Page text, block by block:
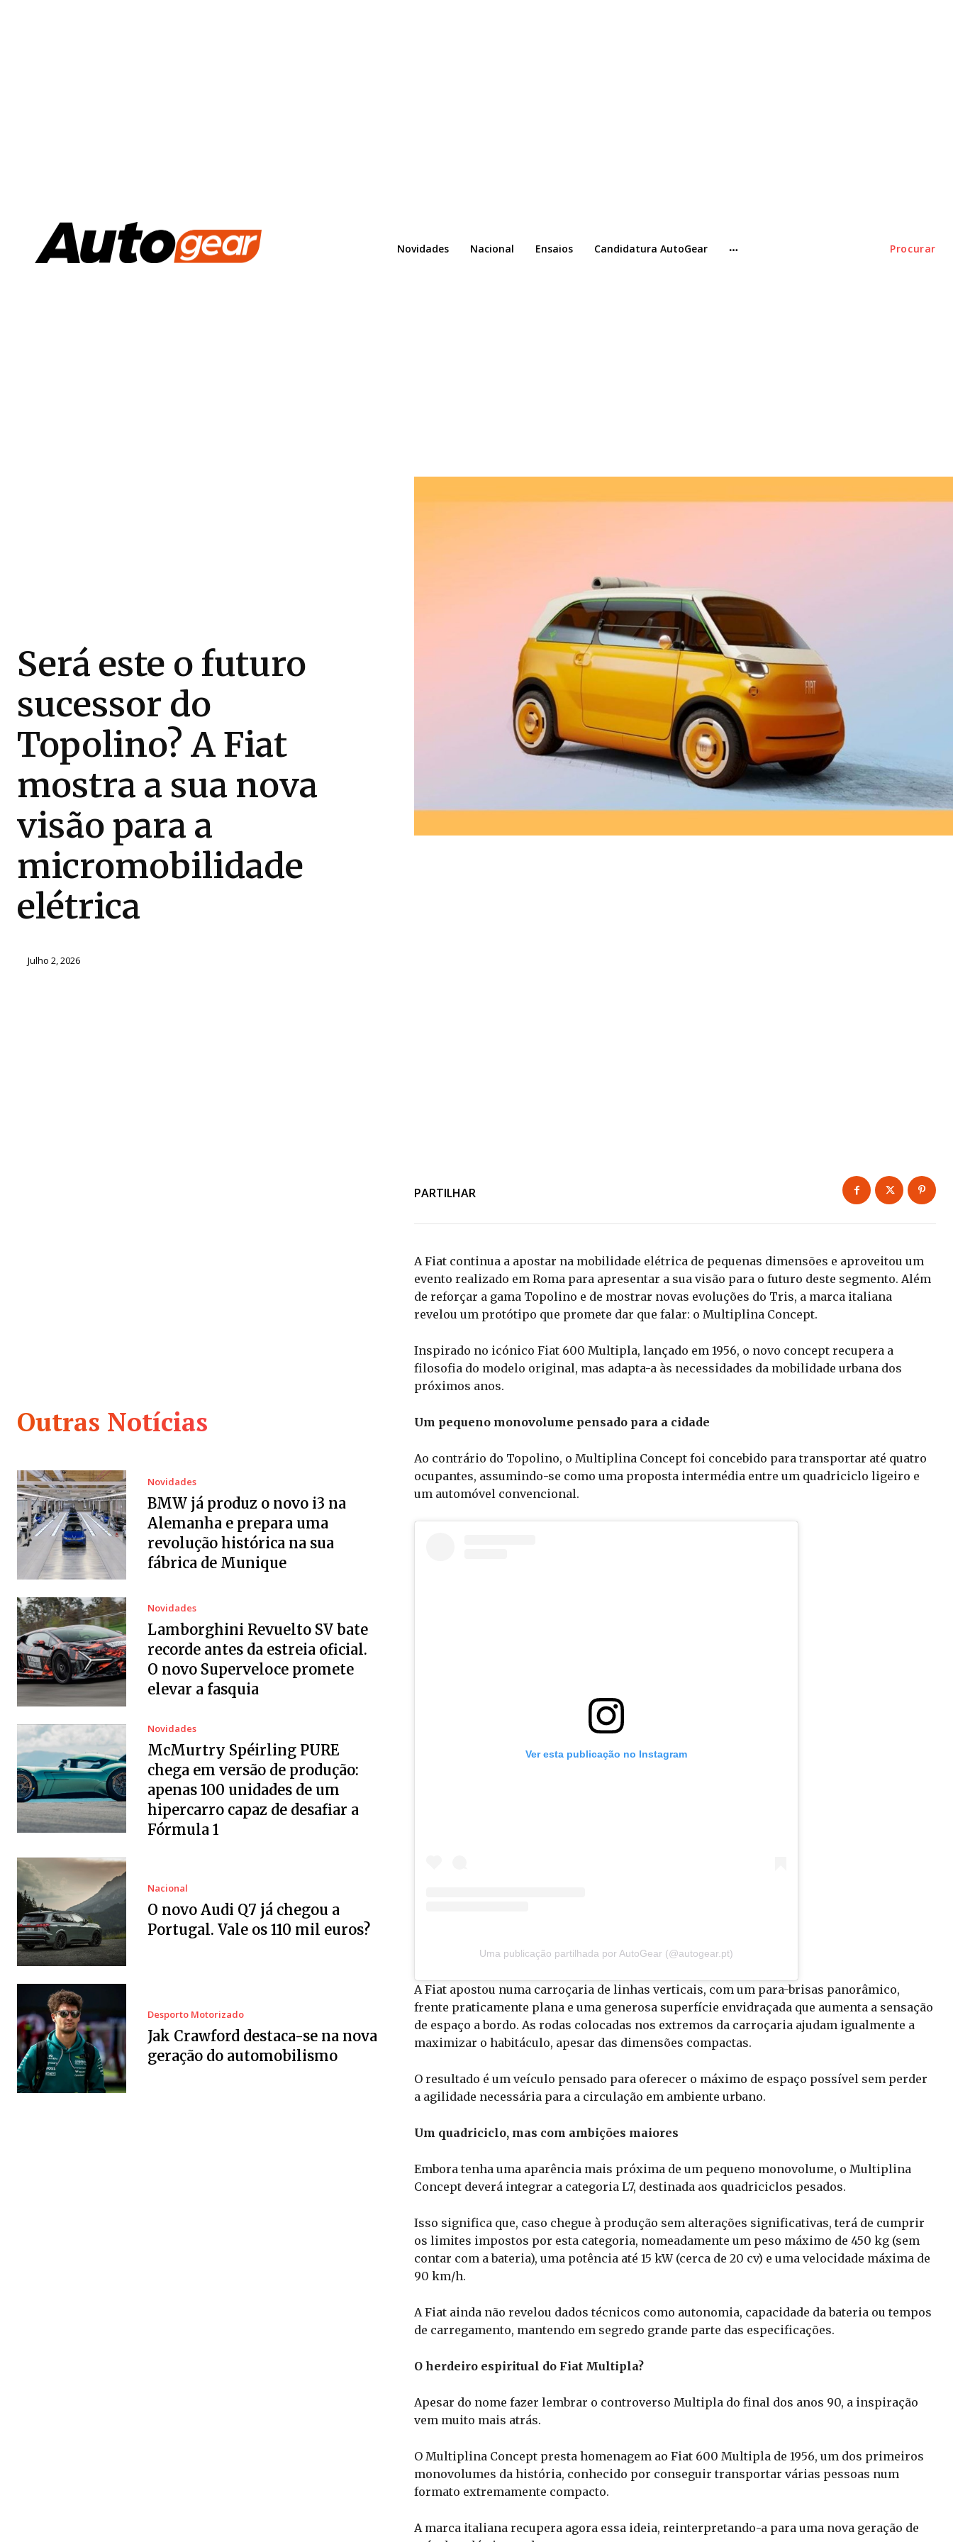
Procurar
Novidades Nacional Ensaios Candidatura AutoGear
Será este o futuro
sucessor do
Topolino? A Fiat
mostra a sua nova
visão para a
micromobilidade
elétrica
Julho 2, 2026
Outras Notícias
Novidades
BMW já produz o novo i3 na
Alemanha e prepara uma
revolução histórica na sua
fábrica de Munique
Novidades
Lamborghini Revuelto SV bate
recorde antes da estreia oficial.
O novo Superveloce promete
elevar a fasquia
Novidades
McMurtry Spéirling PURE
chega em versão de produção:
apenas 100 unidades de um
hipercarro capaz de desafiar a
Fórmula 1
Nacional
O novo Audi Q7 já chegou a
Portugal. Vale os 110 mil euros?
Desporto Motorizado
Jak Crawford destaca-se na nova
geração do automobilismo
PARTILHAR
A Fiat continua a apostar na mobilidade elétrica de pequenas dimensões e aproveitou um
evento realizado em Roma para apresentar a sua visão para o futuro deste segmento. Além
de reforçar a gama Topolino e de mostrar novas evoluções do Tris, a marca italiana
revelou um protótipo que promete dar que falar: o Multiplina Concept.
Inspirado no icónico Fiat 600 Multipla, lançado em 1956, o novo concept recupera a
filosofia do modelo original, mas adapta-a às necessidades da mobilidade urbana dos
próximos anos.
Um pequeno monovolume pensado para a cidade
Ao contrário do Topolino, o Multiplina Concept foi concebido para transportar até quatro
ocupantes, assumindo-se como uma proposta intermédia entre um quadriciclo ligeiro e
um automóvel convencional.
Ver esta publicação no Instagram
Uma publicação partilhada por AutoGear (@autogear.pt)
A Fiat apostou numa carroçaria de linhas verticais, com um para-brisas panorâmico,
frente praticamente plana e uma generosa superfície envidraçada que aumenta a sensação
de espaço a bordo. As rodas colocadas nos extremos da carroçaria ajudam igualmente a
maximizar o habitáculo, apesar das dimensões compactas.
O resultado é um veículo pensado para oferecer o máximo de espaço possível sem perder
a agilidade necessária para a circulação em ambiente urbano.
Um quadriciclo, mas com ambições maiores
Embora tenha uma aparência mais próxima de um pequeno monovolume, o Multiplina
Concept deverá integrar a categoria L7, destinada aos quadriciclos pesados.
Isso significa que, caso chegue à produção sem alterações significativas, terá de cumprir
os limites impostos por esta categoria, nomeadamente um peso máximo de 450 kg (sem
contar com a bateria), uma potência até 15 kW (cerca de 20 cv) e uma velocidade máxima de
90 km/h.
A Fiat ainda não revelou dados técnicos como autonomia, capacidade da bateria ou tempos
de carregamento, mantendo em segredo grande parte das especificações.
O herdeiro espiritual do Fiat Multipla?
Apesar do nome fazer lembrar o controverso Multipla do final dos anos 90, a inspiração
vem muito mais atrás.
O Multiplina Concept presta homenagem ao Fiat 600 Multipla de 1956, um dos primeiros
monovolumes da história, conhecido por conseguir transportar várias pessoas num
formato extremamente compacto.
A marca italiana recupera agora essa ideia, reinterpretando-a para uma nova geração de